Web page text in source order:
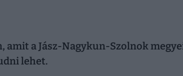
amit a Jász-Nagykun-Szolnok
lehet.